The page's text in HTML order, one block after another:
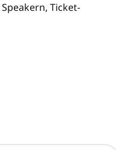
Ticket-